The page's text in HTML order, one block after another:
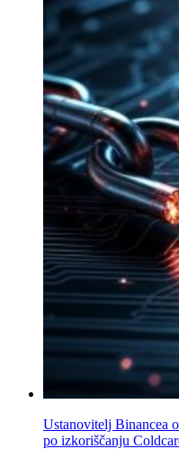
Ustanovitelj Binancea
po izkoriščanju